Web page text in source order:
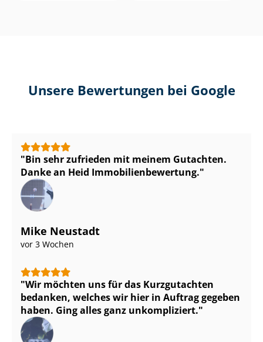
Unsere Bewertungen bei Google
Bin sehr zufrieden mit meinem Gutachten.
Danke an Heid Im­mo­bi­li­en­be­wer­tung.
Mike Neustadt
vor 3 Wochen
Wir möchten uns für das Kurzgutachten
bedanken, welches wir hier in Auftrag gegeben
haben. Ging alles ganz unkompliziert.